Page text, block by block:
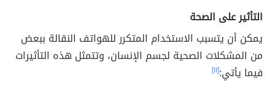
التأثير على الصحة
يمكن أن يتسبب الاستخدام المتكرر للهواتف النقالة ببعض
من المشكلات الصحية لجسم الإنسان، وتتمثل هذه التأثيرات
فيما يأتي:[١١]